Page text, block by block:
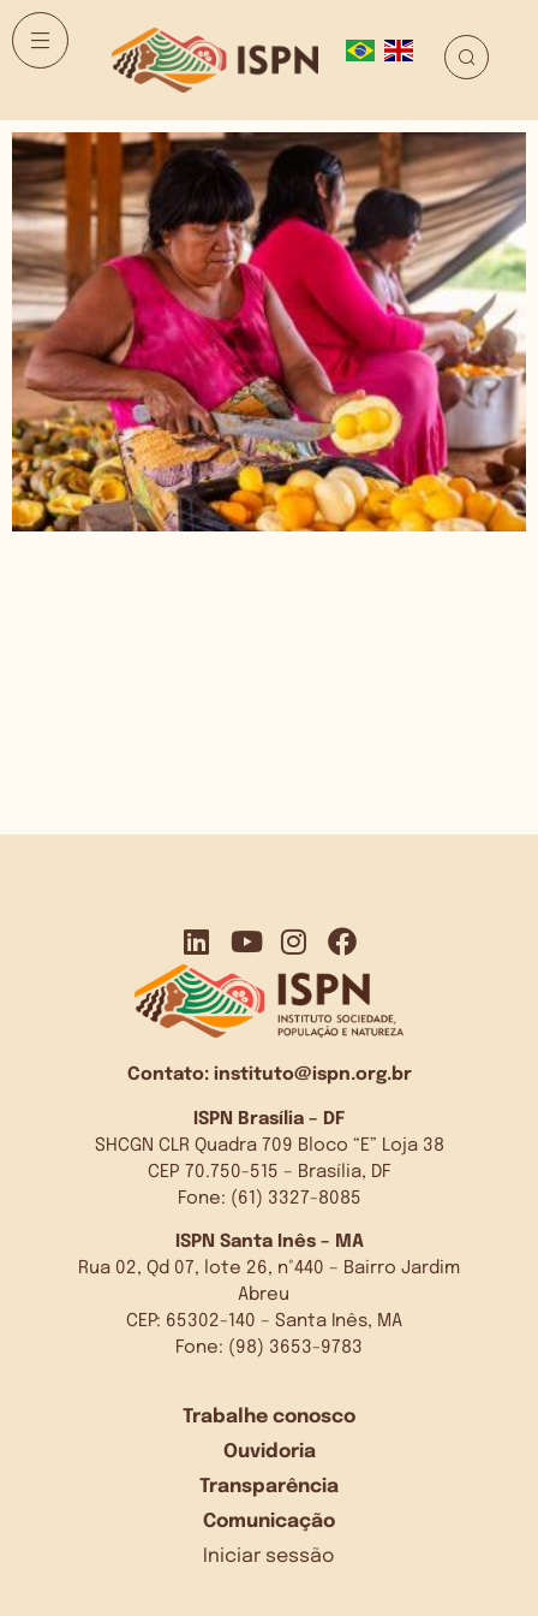
Contato: instituto@ispn.org.br
ISPN Brasília – DF
SHCGN CLR Quadra 709 Bloco “E” Loja 38
CEP 70.750-515 – Brasília, DF
Fone: (61) 3327-8085
ISPN Santa Inês – MA
Rua 02, Qd 07, lote 26, n°440 – Bairro Jardim
Abreu
CEP: 65302-140 – Santa Inês, MA
Fone: (98) 3653-9783
Trabalhe conosco
Ouvidoria
Transparência
Comunicação
Iniciar sessão